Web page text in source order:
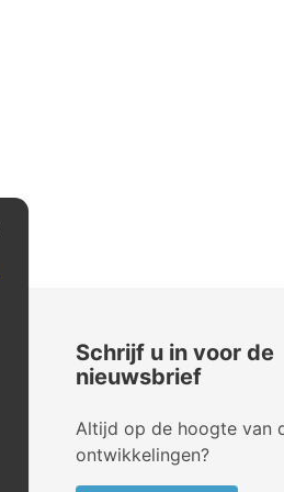
Schrijf u in voor de
nieuwsbrief
Altijd op de hoogte van
ontwikkelingen?